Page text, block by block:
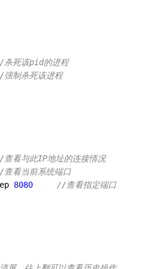
死该pid的进程
制杀死该进程
看与此IP地址的连接情况
看当前系统端口
8080 //查看指定端口